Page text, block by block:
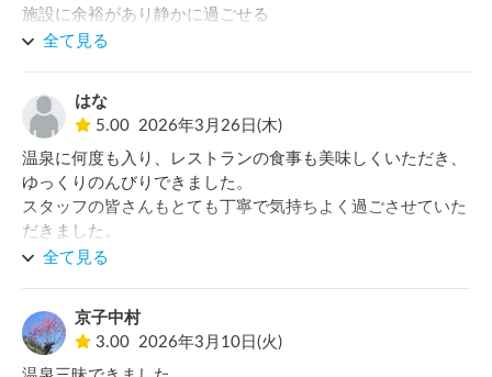
施設に余裕があり静かに過ごせる
良い場所です。リピート予定です、
全て見る
はな
5.00 2026年3月26日(木)
温泉に何度も入り、レストランの食事も美味しくいただき、
ゆっくりのんびりできました。
スタッフの皆さんもとても丁寧で気持ちよく過ごさせていた
だきました。
ありがとうございました
全て見る
京子中村
3.00 2026年3月10日(火)